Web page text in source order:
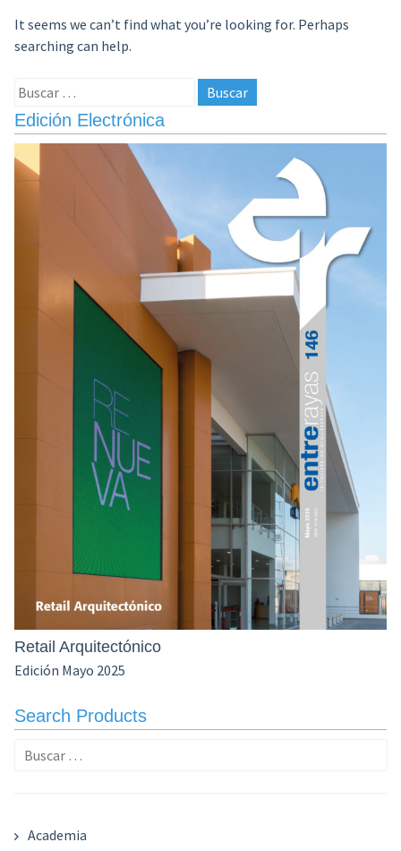
It seems we can’t find what you’re looking for. Perhaps
searching can help.
Buscar:
Edición Electrónica
Retail Arquitectónico
Edición Mayo 2025
Search Products
Buscar:
Academia